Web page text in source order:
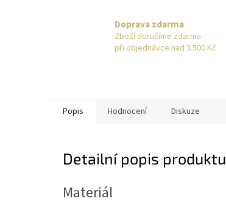
Doprava zdarma
Zboží doručíme zdarma
při objednávce nad 3.500 Kč
Popis Hodnocení Diskuze
Detailní popis produktu
Materiál